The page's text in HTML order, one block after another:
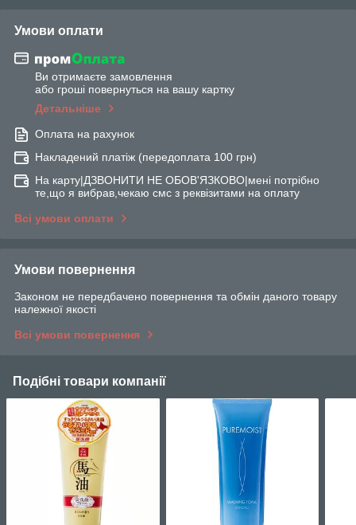
Умови оплати
Ви отримаєте замовлення
або гроші повернуться на вашу картку
Детальніше
Оплата на рахунок
Накладений платіж (передоплата 100 грн)
На карту|ДЗВОНИТИ НЕ ОБОВ'ЯЗКОВО|мені потрібно
те,що я вибрав,чекаю смс з реквізитами на оплату
Всі умови оплати
Умови повернення
Законом не передбачено повернення та обмін даного товару
належної якості
Всі умови повернення
Подібні товари компанії